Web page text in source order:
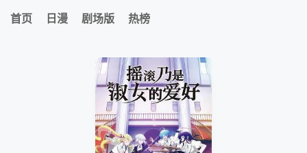
首页 日漫 剧场版 热榜